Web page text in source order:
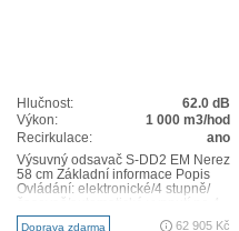
Hlučnost:
62.0 dB
Výkon:
1 000 m3/hod
Recirkulace:
ano
Výsuvný odsavač S-DD2 EM Nerez
58 cm Základní informace Popis
Ovládání: elektronické/4 stupně/
hodinách/indikac..
Doprava zdarma 62 905 Kč